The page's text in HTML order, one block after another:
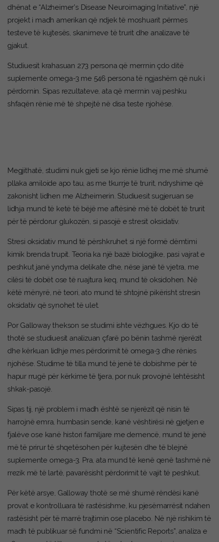
dhënat e “Alzheimer’s Disease Neuroimaging Initiative”, një
projekt i madh amerikan që ndjek të moshuarit përmes
testeve të kujtesës, skanimeve të trurit dhe analizave të
gjakut.
Studiuesit krahasuan 273 persona që merrnin çdo ditë
suplemente omega-3 me 546 persona të ngjashëm që nuk i
përdornin. Sipas rezultateve, ata që merrnin vaj peshku
shfaqën rënie më të shpejtë në disa teste njohëse.
Megjithatë, studimi nuk gjeti se kjo rënie lidhej me më shumë
pllaka amiloide apo tau, as me tkurrje të trurit, ndryshime që
zakonisht lidhen me Alzheimerin. Studiuesit sugjeruan se
lidhja mund të ketë të bëjë me aftësinë më të dobët të trurit
për të përdorur glukozën, si pasojë e stresit oksidativ.
Stresi oksidativ mund të përshkruhet si një formë dëmtimi
kimik brenda trupit. Teoria ka një bazë biologjike, pasi vajrat e
peshkut janë yndyrna delikate dhe, nëse janë të vjetra, me
cilësi të dobët ose të ruajtura keq, mund të oksidohen. Në
këtë mënyrë, në teori, ato mund të shtojnë pikërisht stresin
oksidativ që synohet të ulet.
Por Galloway thekson se studimi ishte vëzhgues. Kjo do të
thotë se studiuesit analizuan çfarë po bënin tashmë njerëzit
dhe kërkuan lidhje mes përdorimit të omega-3 dhe rënies
njohëse. Studime të tilla mund të jenë të dobishme për të
hapur rrugë për kërkime të tjera, por nuk provojnë lehtësisht
shkak-pasojë.
Sipas tij, një problem i madh është se njerëzit që nisin të
harrojnë emra, humbasin sende, kanë vështirësi në gjetjen e
fjalëve ose kanë histori familjare me demencë, mund të jenë
më të prirur të shqetësohen për kujtesën dhe të blejnë
suplemente omega-3. Pra, ata mund të kenë qenë tashmë në
rrezik më të lartë, pavarësisht përdorimit të vajit të peshkut.
Për këtë arsye, Galloway thotë se më shumë rëndësi kanë
provat e kontrolluara të rastësishme, ku pjesëmarrësit ndahen
rastësisht për të marrë trajtimin ose placebo. Në një rishikim të
madh të publikuar së fundmi në “Scientific Reports”, analiza e